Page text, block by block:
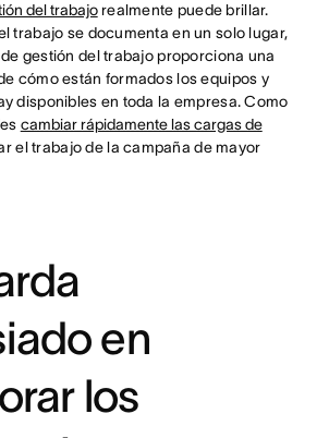
del trabajorealmente puede brillar.
trabajo se documenta en un solo lugar,
gestión del trabajo proporciona una
cómo están formados los equipos y
disponibles en toda la empresa. Como
cambiar rápidamente las cargas de
el trabajo de la campaña de mayor
en
los